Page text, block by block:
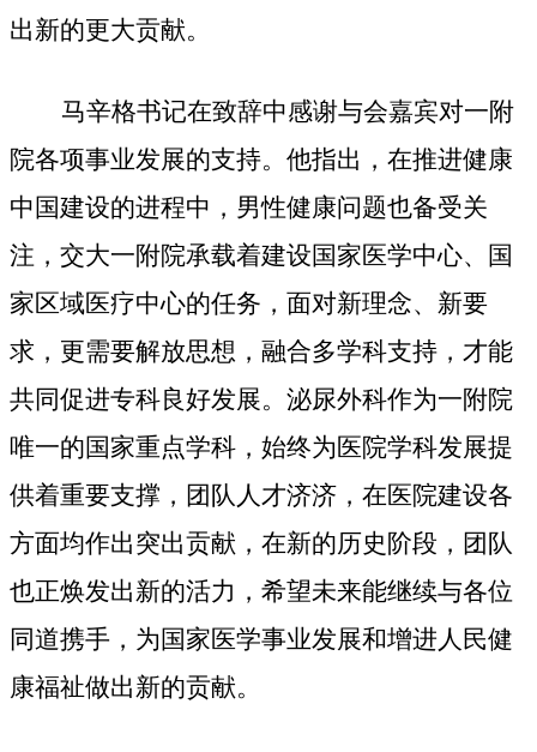
出新的更大贡献。
马辛格书记在致辞中感谢与会嘉宾对一附
院各项事业发展的支持。他指出，在推进健康
中国建设的进程中，男性健康问题也备受关
注，交大一附院承载着建设国家医学中心、国
家区域医疗中心的任务，面对新理念、新要
求，更需要解放思想，融合多学科支持，才能
共同促进专科良好发展。泌尿外科作为一附院
唯一的国家重点学科，始终为医院学科发展提
供着重要支撑，团队人才济济，在医院建设各
方面均作出突出贡献，在新的历史阶段，团队
也正焕发出新的活力，希望未来能继续与各位
同道携手，为国家医学事业发展和增进人民健
康福祉做出新的贡献。